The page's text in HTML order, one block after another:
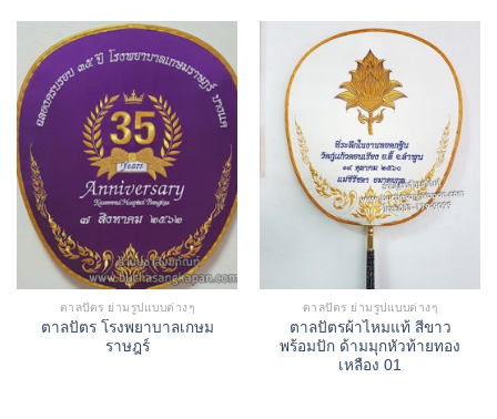
ตาลปัตร ย่ามรูปแบบต่างๆ
ตาลปัตร โรงพยาบาลเกษม
ราษฎร์
ตาลปัตร ย่ามรูปแบบต่างๆ
ตาลปัตรผ้าไหมแท้ สีขาว
พร้อมปัก ด้ามมุกหัวท้ายทอง
เหลือง 01